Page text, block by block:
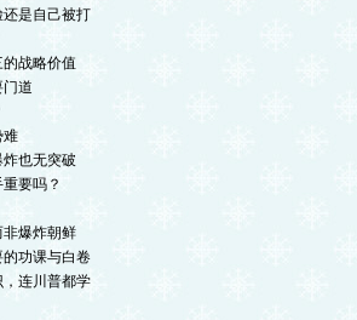
还是自己被打
的战略价值
门道
难
炸也无突破
要吗？
非爆炸朝鲜
的功课与白卷
，连川普都学